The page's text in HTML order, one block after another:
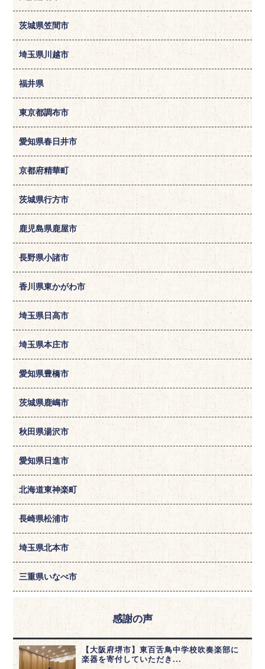
茨城県笠間市
埼玉県川越市
福井県
東京都調布市
愛知県春日井市
京都府精華町
茨城県行方市
鹿児島県鹿屋市
長野県小諸市
香川県東かがわ市
埼玉県日高市
埼玉県本庄市
愛知県豊橋市
茨城県鹿嶋市
秋田県湯沢市
愛知県日進市
北海道東神楽町
長崎県松浦市
埼玉県北本市
三重県いなべ市
感謝の声
【大阪府堺市】東百舌鳥中学校吹奏楽部に
楽器を寄付していただき...